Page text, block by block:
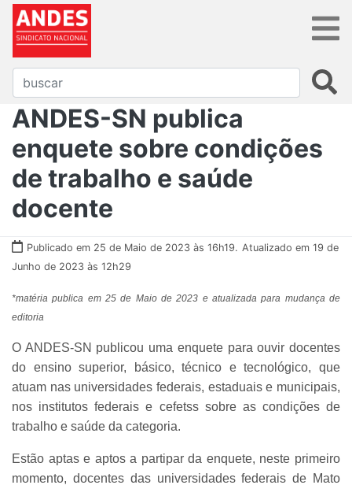
ANDES-SN publica
enquete sobre condições
de trabalho e saúde
docente
Publicado em 25 de Maio de 2023 às 16h19. Atualizado em 19 de
Junho de 2023 às 12h29
*matéria publica em 25 de Maio de 2023 e atualizada para mudança de
editoria
O ANDES-SN publicou uma enquete para ouvir docentes
do ensino superior, básico, técnico e tecnológico, que
atuam nas universidades federais, estaduais e municipais,
nos institutos federais e cefetss sobre as condições de
trabalho e saúde da categoria.
Estão aptas e aptos a partipar da enquete, neste primeiro
momento, docentes das universidades federais de Mato